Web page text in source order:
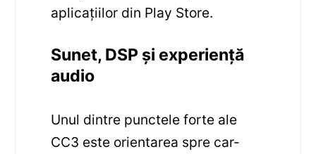
aplicațiilor din Play Store.
Sunet, DSP și experiență
audio
Unul dintre punctele forte ale
CC3 este orientarea spre car-